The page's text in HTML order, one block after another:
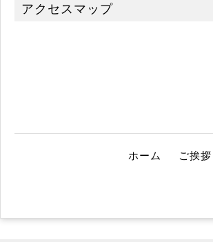
アクセスマップ
ホーム ご挨拶